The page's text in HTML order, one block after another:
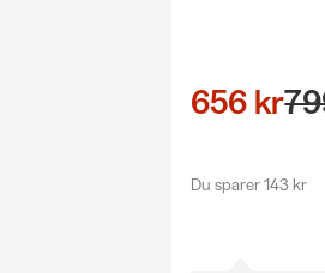
656 kr
Du sparer 143 kr